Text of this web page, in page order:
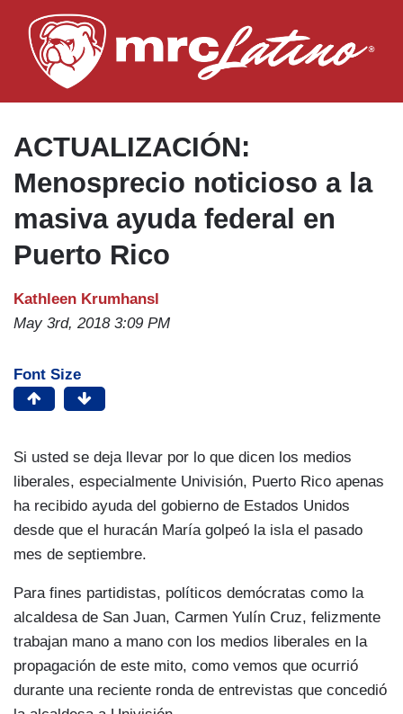
to
main
ACTUALIZACIÓN:
Menosprecio noticioso a la
masiva ayuda federal en
Puerto Rico
Kathleen Krumhansl
May 3rd, 2018 3:09 PM
Font Size
Si usted se deja llevar por lo que dicen los medios
liberales, especialmente Univisión, Puerto Rico apenas
ha recibido ayuda del gobierno de Estados Unidos
desde que el huracán María golpeó la isla el pasado
mes de septiembre.
Para fines partidistas, políticos demócratas como la
alcaldesa de San Juan, Carmen Yulín Cruz, felizmente
trabajan mano a mano con los medios liberales en la
propagación de este mito, como vemos que ocurrió
durante una reciente ronda de entrevistas que concedió